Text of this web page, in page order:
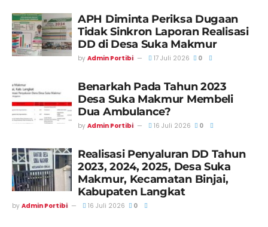
APH Diminta Periksa Dugaan
Tidak Sinkron Laporan Realisasi
DD di Desa Suka Makmur
by Admin Portibi 17 Juli 2026 0
Benarkah Pada Tahun 2023
Desa Suka Makmur Membeli
Dua Ambulance?
by Admin Portibi 16 Juli 2026 0
Realisasi Penyaluran DD Tahun
2023, 2024, 2025, Desa Suka
Makmur, Kecamatan Binjai,
Kabupaten Langkat
by Admin Portibi 16 Juli 2026 0